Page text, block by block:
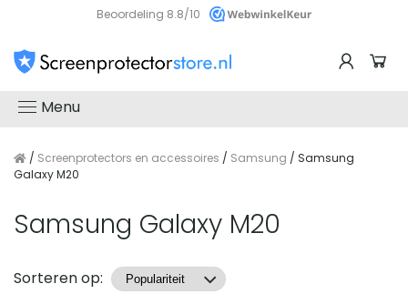
Beoordeling 8.8/10
Menu
/ Screenprotectors en accessoires / Samsung / Samsung
Galaxy M20
Samsung Galaxy M20
Producten
Sorteren op: